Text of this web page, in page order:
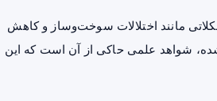
مانند اختلالات سوخت‌و‌ساز و کاهش
شواهد علمی حاکی از آن است که این